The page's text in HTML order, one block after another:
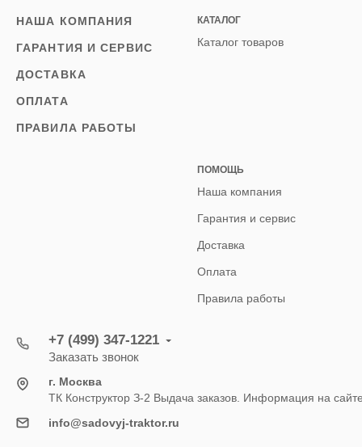
НАША КОМПАНИЯ
ГАРАНТИЯ И СЕРВИС
ДОСТАВКА
ОПЛАТА
ПРАВИЛА РАБОТЫ
КАТАЛОГ
Каталог товаров
ПОМОЩЬ
Наша компания
Гарантия и сервис
Доставка
Оплата
Правила работы
+7 (499) 347-1221
Заказать звонок
г. Москва
ТК Конструктор З-2 Выдача заказов. Информация на
info@sadovyj-traktor.ru